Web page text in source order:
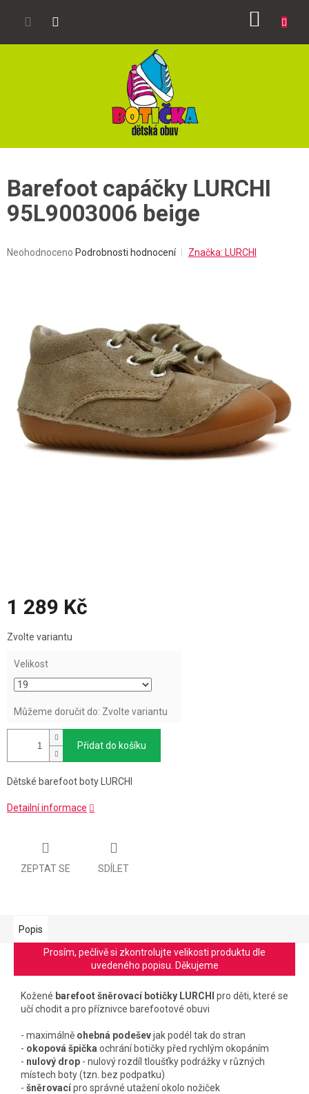
Barefoot capáčky LURCHI
95L9003006 beige
Průměrné
hvězdiček.
Neohodnoceno Podrobnosti hodnocení Značka: LURCHI
1 289 Kč
cena:
Zvolte variantu
Velikost
Můžeme doručit do: Zvolte variantu
Přidat do košíku
Dětské barefoot boty LURCHI
Detailní informace
ZEPTAT SE SDÍLET
Popis
Prosím, pečlivě si zkontrolujte velikosti produktu dle
uvedeného popisu. Děkujeme
Kožené barefoot šněrovací botičky LURCHI
pro děti, které se
učí chodit a pro příznivce barefootové obuvi
- maximálně ohebná podeševjak podél tak do stran
- okopová špička ochrání botičky před rychlým okopáním
- nulový drop - nulový rozdíl tloušťky podrážky v různých
místech boty (tzn. bez podpatku)
- šněrovacípro správné utažení okolo nožiček